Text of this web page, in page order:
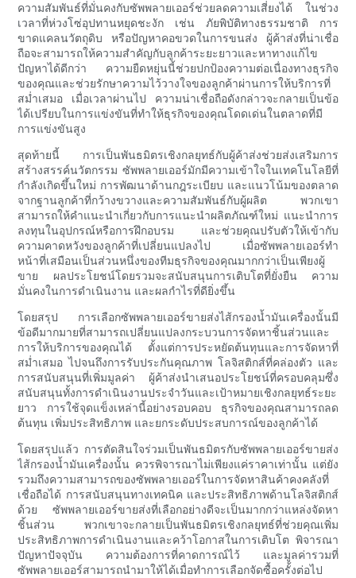
ความสัมพันธ์ที่มั่นคงกับซัพพลายเออร์ช่วยลดความเสี่ยงได้ ในช่วง
เวลาที่ห่วงโซ่อุปทานหยุดชะงัก เช่น ภัยพิบัติทางธรรมชาติ การ
ขาดแคลนวัตถุดิบ หรือปัญหาคอขวดในการขนส่ง ผู้ค้าส่งที่น่าเชื่อ
ถือจะสามารถให้ความสำคัญกับลูกค้าระยะยาวและหาทางแก้ไข
ปัญหาได้ดีกว่า ความยืดหยุ่นนี้ช่วยปกป้องความต่อเนื่องทางธุรกิจ
ของคุณและช่วยรักษาความไว้วางใจของลูกค้าผ่านการให้บริการที่
สม่ำเสมอ เมื่อเวลาผ่านไป ความน่าเชื่อถือดังกล่าวจะกลายเป็นข้อ
ได้เปรียบในการแข่งขันที่ทำให้ธุรกิจของคุณโดดเด่นในตลาดที่มี
การแข่งขันสูง
สุดท้ายนี้ การเป็นพันธมิตรเชิงกลยุทธ์กับผู้ค้าส่งช่วยส่งเสริมการ
สร้างสรรค์นวัตกรรม ซัพพลายเออร์มักมีความเข้าใจในเทคโนโลยีที่
กำลังเกิดขึ้นใหม่ การพัฒนาด้านกฎระเบียบ และแนวโน้มของตลาด
จากฐานลูกค้าที่กว้างขวางและความสัมพันธ์กับผู้ผลิต พวกเขา
สามารถให้คำแนะนำเกี่ยวกับการแนะนำผลิตภัณฑ์ใหม่ แนะนำการ
ลงทุนในอุปกรณ์หรือการฝึกอบรม และช่วยคุณปรับตัวให้เข้ากับ
ความคาดหวังของลูกค้าที่เปลี่ยนแปลงไป เมื่อซัพพลายเออร์ทำ
หน้าที่เสมือนเป็นส่วนหนึ่งของทีมธุรกิจของคุณมากกว่าเป็นเพียงผู้
ขาย ผลประโยชน์โดยรวมจะสนับสนุนการเติบโตที่ยั่งยืน ความ
มั่นคงในการดำเนินงาน และผลกำไรที่ดียิ่งขึ้น
โดยสรุป การเลือกซัพพลายเออร์ขายส่งไส้กรองน้ำมันเครื่องนั้นมี
ข้อดีมากมายที่สามารถเปลี่ยนแปลงกระบวนการจัดหาชิ้นส่วนและ
การให้บริการของคุณได้ ตั้งแต่การประหยัดต้นทุนและการจัดหาที่
สม่ำเสมอ ไปจนถึงการรับประกันคุณภาพ โลจิสติกส์ที่คล่องตัว และ
การสนับสนุนที่เพิ่มมูลค่า ผู้ค้าส่งนำเสนอประโยชน์ที่ครอบคลุมซึ่ง
สนับสนุนทั้งการดำเนินงานประจำวันและเป้าหมายเชิงกลยุทธ์ระยะ
ยาว การใช้จุดแข็งเหล่านี้อย่างรอบคอบ ธุรกิจของคุณสามารถลด
ต้นทุน เพิ่มประสิทธิภาพ และยกระดับประสบการณ์ของลูกค้าได้
โดยสรุปแล้ว การตัดสินใจร่วมเป็นพันธมิตรกับซัพพลายเออร์ขายส่ง
ไส้กรองน้ำมันเครื่องนั้น ควรพิจารณาไม่เพียงแค่ราคาเท่านั้น แต่ยัง
รวมถึงความสามารถของซัพพลายเออร์ในการจัดหาสินค้าคงคลังที่
เชื่อถือได้ การสนับสนุนทางเทคนิค และประสิทธิภาพด้านโลจิสติกส์
ด้วย ซัพพลายเออร์ขายส่งที่เลือกอย่างดีจะเป็นมากกว่าแหล่งจัดหา
ชิ้นส่วน พวกเขาจะกลายเป็นพันธมิตรเชิงกลยุทธ์ที่ช่วยคุณเพิ่ม
ประสิทธิภาพการดำเนินงานและคว้าโอกาสในการเติบโต พิจารณา
ปัญหาปัจจุบัน ความต้องการที่คาดการณ์ไว้ และมูลค่ารวมที่
ซัพพลายเออร์สามารถนำมาให้ได้เมื่อทำการเลือกจัดซื้อครั้งต่อไป